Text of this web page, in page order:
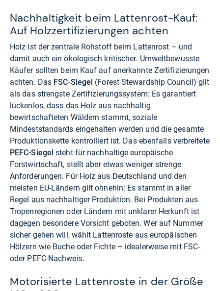
Nachhaltigkeit beim Lattenrost-Kauf:
Auf Holzzertifizierungen achten
Holz ist der zentrale Rohstoff beim Lattenrost – und
damit auch ein ökologisch kritischer. Umweltbewusste
Käufer sollten beim Kauf auf anerkannte Zertifizierungen
achten. Das FSC-Siegel (Forest Stewardship Council) gilt
als das strengste Zertifizierungssystem: Es garantiert
lückenlos, dass das Holz aus nachhaltig
bewirtschafteten Wäldern stammt, soziale
Mindeststandards eingehalten werden und die gesamte
Produktionskette kontrolliert ist. Das ebenfalls verbreitete
PEFC-Siegel steht für nachhaltige europäische
Forstwirtschaft, stellt aber etwas weniger strenge
Anforderungen. Für Holz aus Deutschland und den
meisten EU-Ländern gilt ohnehin: Es stammt in aller
Regel aus nachhaltiger Produktion. Bei Produkten aus
Tropenregionen oder Ländern mit unklarer Herkunft ist
dagegen besondere Vorsicht geboten. Wer auf Nummer
sicher gehen will, wählt Lattenroste aus europäischen
Hölzern wie Buche oder Fichte – idealerweise mit FSC-
oder PEFC-Nachweis.
Motorisierte Lattenroste in der Größe